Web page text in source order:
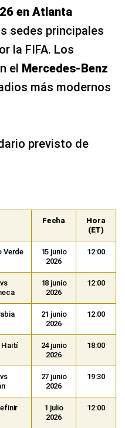
en Atlanta
sedes principales
la FIFA. Los
el Mercedes-Benz
más modernos
previsto de
Fecha
Hora
(ET)
Verde
15 junio
2026
12:00
18 junio
2026
12:00
21 junio
2026
12:00
Haití
24 junio
2026
18:00
27 junio
2026
19:30
1 julio
2026
12:00